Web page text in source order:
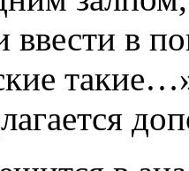
ввести в